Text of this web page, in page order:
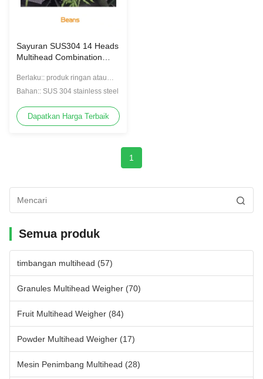
Sayuran SUS304 14 Heads
Multihead Combination
Berlaku:: produk ringan atau
besar
Bahan:: SUS 304 stainless steel
Dapatkan Harga Terbaik
1
Semua produk
timbangan multihead (57)
Granules Multihead Weigher (70)
Fruit Multihead Weigher (84)
Powder Multihead Weigher (17)
Mesin Penimbang Multihead (28)